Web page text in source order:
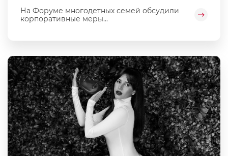
На Форуме многодетных семей обсудили
корпоративные меры...